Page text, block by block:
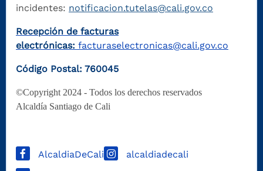
incidentes: notificacion.tutelas@cali.gov.co
Recepción de facturas
electrónicas: facturaselectronicas@cali.gov.co
Código Postal: 760045
©Copyright 2024 - Todos los derechos reservados
Alcaldía Santiago de Cali
AlcaldiaDeCali alcaldiadecali